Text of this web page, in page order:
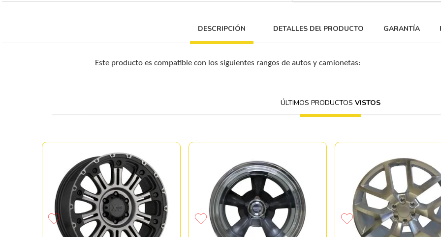
DESCRIPCIÓN DETALLES DEl PRODUCTO GARANTÍA
Este producto es compatible con los siguientes rangos de autos y camionetas:
ÚLTIMOS PRODUCTOSVISTOS